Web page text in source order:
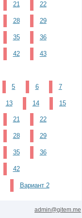
21 22
28 29
35 36
42 43
5 6 7
13 14 15
21 22
28 29
35 36
42
Вариант 2
admin@gitem.me